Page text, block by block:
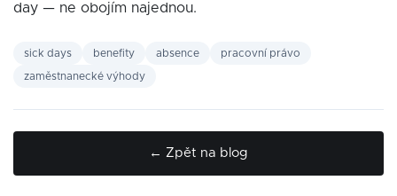
day — ne obojím najednou.
sick days benefity absence pracovní právo
zaměstnanecké výhody
← Zpět na blog